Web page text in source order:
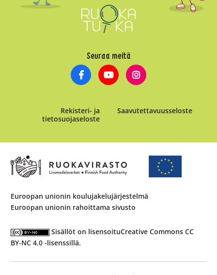
Seuraa meitä
Rekisteri- ja
tietosuojaseloste
Saavutettavuusseloste
Euroopan unionin koulujakelujärjestelmä
Euroopan unionin rahoittama sivusto
Sisällöt on lisensoituCreative Commons CC
BY-NC 4.0 -lisenssillä.